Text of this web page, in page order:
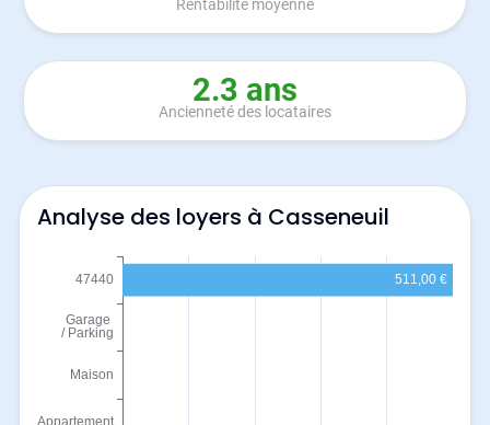
Rentabilité moyenne
2.3 ans
Ancienneté des locataires
Analyse des loyers à Casseneuil